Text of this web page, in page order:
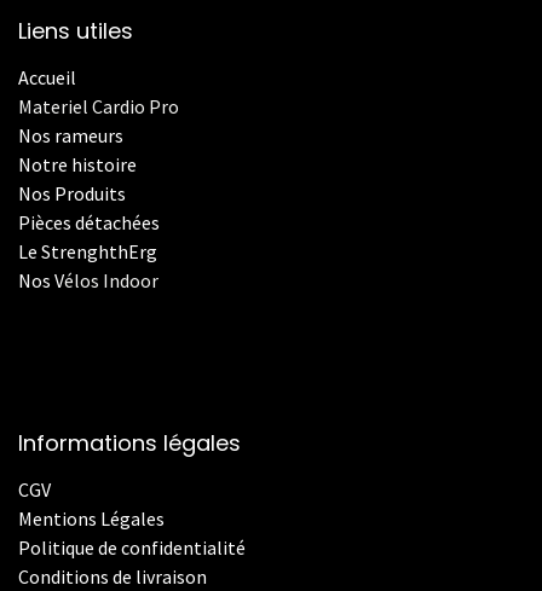
Liens utiles
Accueil
Materiel Cardio Pro
Nos rameurs
Notre histoire
Nos Produits
Pièces détachées
Le StrenghthErg
Nos Vélos Indoor
Informations légales
CGV
Mentions Légales
Politique de confidentialité
Conditions de livraison